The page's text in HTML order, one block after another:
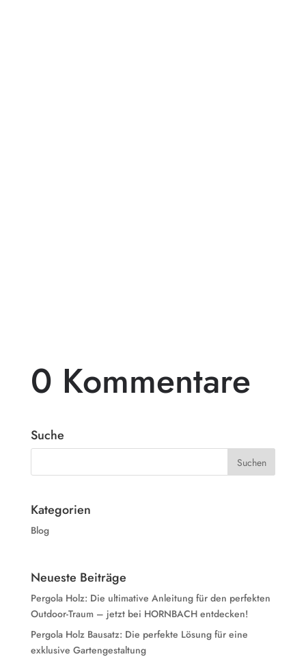
0 Kommentare
Suche
Kategorien
Blog
Neueste Beiträge
Pergola Holz: Die ultimative Anleitung für den perfekten
Outdoor-Traum – jetzt bei HORNBACH entdecken!
Pergola Holz Bausatz: Die perfekte Lösung für eine
exklusive Gartengestaltung